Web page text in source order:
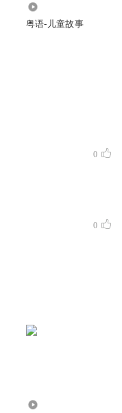
粤语-儿童故事
0
0